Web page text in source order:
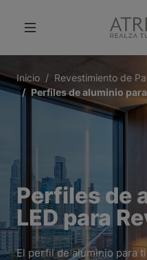
Inicio
Revestimiento de
Perfiles de aluminio
Perfiles de
LED para
El perfil de aluminio para